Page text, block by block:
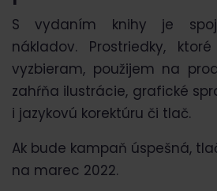
S vydaním knihy je
nákladov. Prostriedky,
vyzbieram, použijem na
zahŕňa ilustrácie, grafické
i jazykovú korektúru či tlač.
Ak bude kampaň úspešná,
na marec 2022.